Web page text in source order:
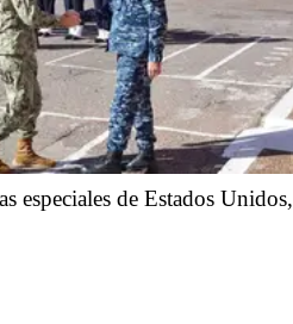
especiales de Estados Unidos,